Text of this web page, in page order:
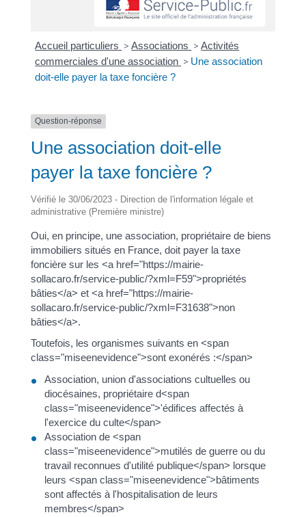
Accueil particuliers > Associations > Activités
commerciales d'une association > Une association
doit-elle payer la taxe foncière ?
Question-réponse
Une association doit-elle
payer la taxe foncière ?
Vérifié le 30/06/2023 - Direction de l'information légale et
administrative (Première ministre)
Oui, en principe, une association, propriétaire de biens
immobiliers situés en France, doit payer la taxe
foncière sur les <a href="https://mairie-
sollacaro.fr/service-public/?xml=F59">propriétés
bâties</a> et <a href="https://mairie-
sollacaro.fr/service-public/?xml=F31638">non
bâties</a>.
Toutefois, les organismes suivants en <span
class="miseenevidence">sont exonérés :</span>
Association, union d'associations cultuelles ou
diocésaines, propriétaire d<span
class="miseenevidence">'édifices affectés à
l'exercice du culte</span>
Association de <span
class="miseenevidence">mutilés de guerre ou du
travail reconnues d'utilité publique</span> lorsque
leurs <span class="miseenevidence">bâtiments
sont affectés à l'hospitalisation de leurs
membres</span>